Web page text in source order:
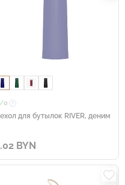
0
для бутылок RIVER, деним
BYN